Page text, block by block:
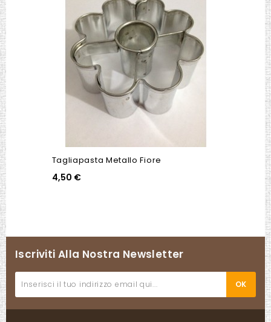
Tagliapasta Metallo Fiore
4,50 €
Iscriviti Alla Nostra Newsletter